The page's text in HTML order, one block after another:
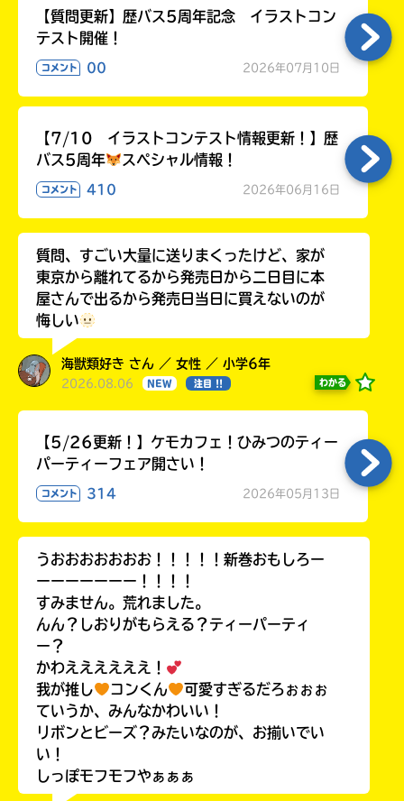
【質問更新】歴バス5周年記念 イラストコン
テスト開催！
コメント 00 2026年07月10日
【7/10 イラストコンテスト情報更新！】歴
バス5周年
スペシャル情報！
コメント 410 2026年06月16日
質問、すごい大量に送りまくったけど、家が
東京から離れてるから発売日から二日目に本
屋さんで出るから発売日当日に買えないのが
悔しい
海獣類好き さん ／ 女性 ／ 小学6年
2026.08.06 NEW 注目 !! わかる
【5/26更新！】ケモカフェ！ひみつのティー
パーティーフェア開さい！
コメント 314 2026年05月13日
うおおおおおおお！！！！！新巻おもしろー
ーーーーーーー！！！！
すみません。荒れました。
んん？しおりがもらえる？ティーパーティ
ー？
かわええええええ！
我が推し
コンくん
可愛すぎるだろぉぉぉ
ていうか、みんなかわいい！
リボンとビーズ？みたいなのが、お揃いでい
い！
しっぽモフモフやぁぁぁ